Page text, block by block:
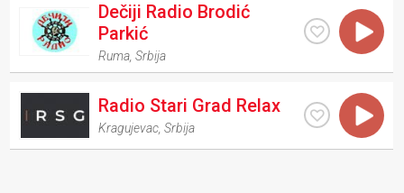
Dečiji Radio Brodić
Parkić
Ruma ,Srbija
Radio Stari Grad Relax
Kragujevac ,Srbija